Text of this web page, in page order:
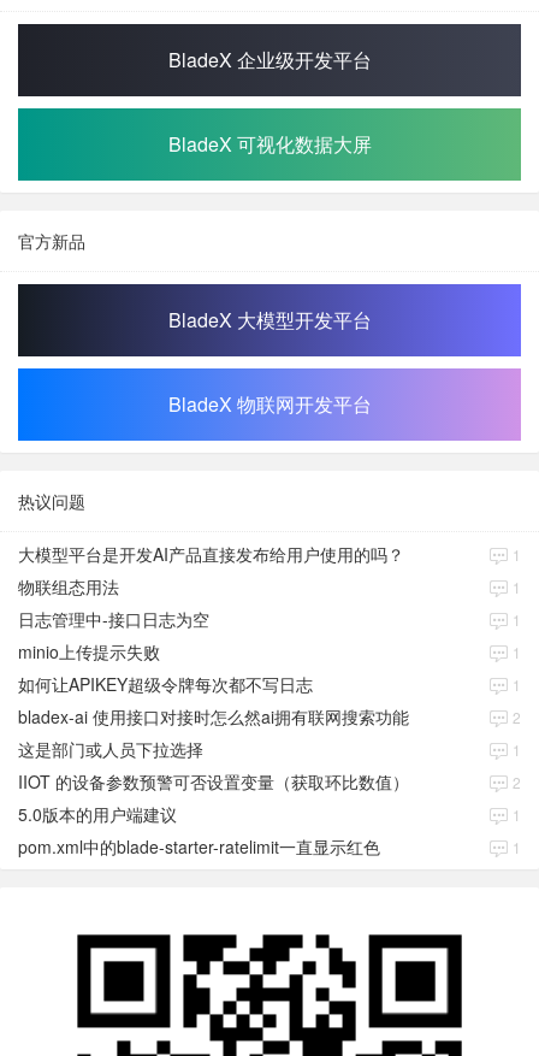
BladeX 企业级开发平台
BladeX 可视化数据大屏
官方新品
BladeX 大模型开发平台
BladeX 物联网开发平台
热议问题
大模型平台是开发AI产品直接发布给用户使用的吗？ 1
物联组态用法 1
日志管理中-接口日志为空 1
minio上传提示失败 1
如何让APIKEY超级令牌每次都不写日志 1
bladex-ai 使用接口对接时怎么然ai拥有联网搜索功能 2
这是部门或人员下拉选择 1
IIOT 的设备参数预警可否设置变量（获取环比数值） 2
5.0版本的用户端建议 1
pom.xml中的blade-starter-ratelimit一直显示红色 1